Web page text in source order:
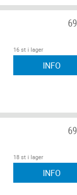
69
16 st i lager
INFO
69
18 st i lager
INFO